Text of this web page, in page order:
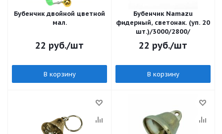
Бубенчик двойной цветной
мал.
22 руб./шт
В корзину
Бубенчик Namazu
фидерный, светонак. (уп. 20
шт.)/3000/2800/
22 руб./шт
В корзину